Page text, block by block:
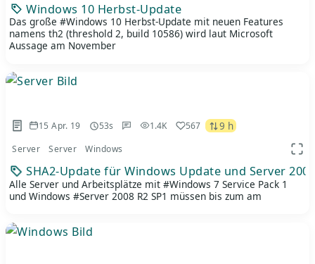
Windows 10 Herbst-Update
Das große #Windows 10 Herbst-Update mit neuen Features
namens th2 (threshold 2, build 10586) wird laut Microsoft
Aussage am November
15 Apr. 19 53s 1.4K 567 9 h
Server Server Windows
SHA2-Update für Windows Update und Server
Alle Server und Arbeitsplätze mit #Windows 7 Service Pack 1
und Windows #Server 2008 R2 SP1 müssen bis zum am